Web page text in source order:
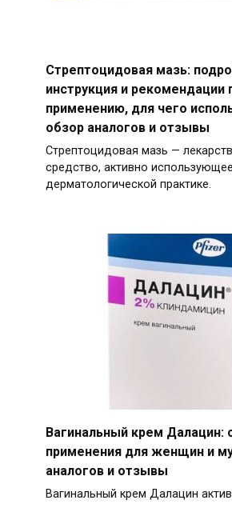
Стрептоцидовая мазь:
инструкция и рекомендации
применению, для чего
обзор аналогов и отзывы
Стрептоцидовая мазь —
средство, активно
дерматологической практике.
Вагинальный крем Далацин:
применения для женщин и
аналогов и отзывы
Вагинальный крем Далацин